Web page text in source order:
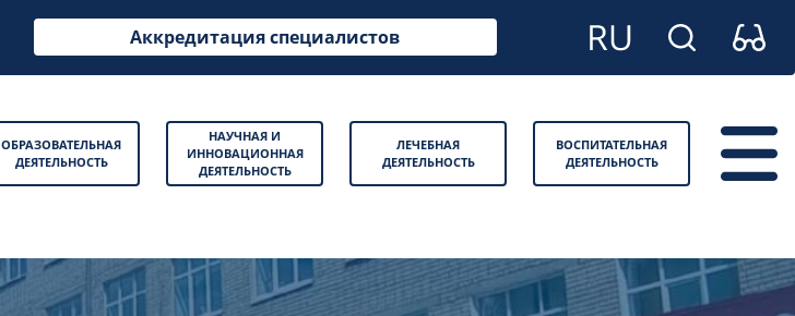
Аккредитация специалистов
ОБРАЗОВАТЕЛЬНАЯ
ДЕЯТЕЛЬНОСТЬ
НАУЧНАЯ И
ИННОВАЦИОННАЯ
ДЕЯТЕЛЬНОСТЬ
ЛЕЧЕБНАЯ
ДЕЯТЕЛЬНОСТЬ
ВОСПИТАТЕЛЬНАЯ
ДЕЯТЕЛЬНОСТЬ